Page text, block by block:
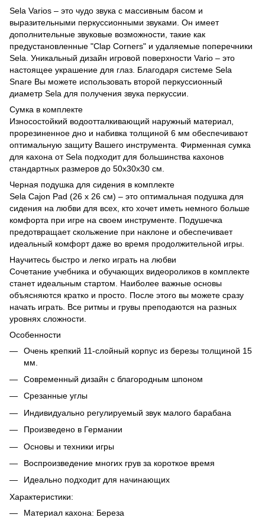
Sela Varios – это чудо звука с массивным басом и
выразительными перкуссионными звуками. Он имеет
дополнительные звуковые возможности, такие как
предустановленные "Clap Corners" и удаляемые поперечники
Sela. Уникальный дизайн игровой поверхности Vario – это
настоящее украшение для глаз. Благодаря системе Sela
Snare Вы можете использовать второй перкуссионный
диаметр Sela для получения звука перкуссии.
Сумка в комплекте
Износостойкий водоотталкивающий наружный материал,
прорезиненное дно и набивка толщиной 6 мм обеспечивают
оптимальную защиту Вашего инструмента. Фирменная сумка
для кахона от Sela подходит для большинства кахонов
стандартных размеров до 50x30x30 см.
Черная подушка для сидения в комплекте
Sela Cajon Pad (26 x 26 см) – это оптимальная подушка для
сидения на любви для всех, кто хочет иметь немного больше
комфорта при игре на своем инструменте. Подушечка
предотвращает скольжение при наклоне и обеспечивает
идеальный комфорт даже во время продолжительной игры.
Научитесь быстро и легко играть на любви
Сочетание учебника и обучающих видеороликов в комплекте
станет идеальным стартом. Наиболее важные основы
объясняются кратко и просто. После этого вы можете сразу
начать играть. Все ритмы и грувы преподаются на разных
уровнях сложности.
Особенности
Очень крепкий 11-слойный корпус из березы толщиной 15
мм.
Современный дизайн с благородным шпоном
Срезанные углы
Индивидуально регулируемый звук малого барабана
Произведено в Германии
Основы и техники игры
Воспроизведение многих грув за короткое время
Идеально подходит для начинающих
Характеристики:
Материал кахона: Береза